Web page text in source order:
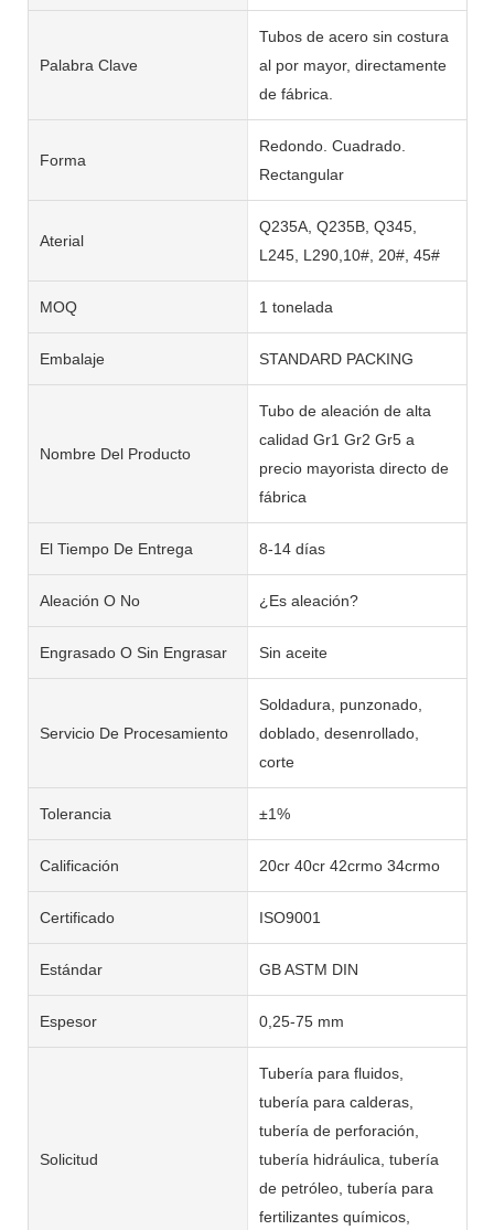
Palabra Clave
Tubos de acero sin costura
al por mayor, directamente
de fábrica.
Forma
Redondo. Cuadrado.
Rectangular
Aterial
Q235A, Q235B, Q345,
L245, L290,10#, 20#, 45#
MOQ 1 tonelada
Embalaje STANDARD PACKING
Nombre Del Producto
Tubo de aleación de alta
calidad Gr1 Gr2 Gr5 a
precio mayorista directo de
fábrica
El Tiempo De Entrega 8-14 días
Aleación O No ¿Es aleación?
Engrasado O Sin Engrasar Sin aceite
Servicio De Procesamiento
Soldadura, punzonado,
doblado, desenrollado,
corte
Tolerancia ±1%
Calificación 20cr 40cr 42crmo 34crmo
Certificado ISO9001
Estándar GB ASTM DIN
Espesor 0,25-75 mm
Solicitud
Tubería para fluidos,
tubería para calderas,
tubería de perforación,
tubería hidráulica, tubería
de petróleo, tubería para
fertilizantes químicos,